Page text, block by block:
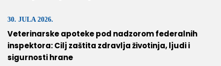
30. JULA 2026.
Veterinarske apoteke pod nadzorom federalnih
inspektora: Cilj zaštita zdravlja životinja, ljudi i
sigurnosti hrane